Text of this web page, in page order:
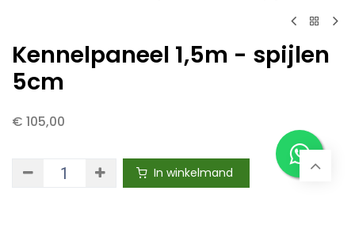
Kennelpaneel 1,5m - spijlen
5cm
€ 105,00
In winkelmand